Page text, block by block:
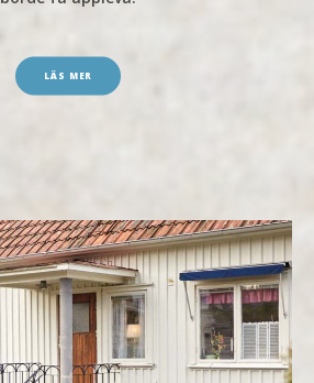
LÄS MER